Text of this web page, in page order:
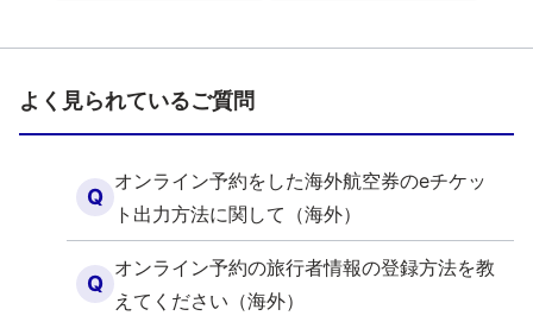
よく見られているご質問
Q
オンライン予約をした海外航空券のeチケッ
ト出力方法に関して（海外）
Q
オンライン予約の旅行者情報の登録方法を教
えてください（海外）